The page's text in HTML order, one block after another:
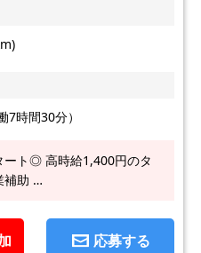
時間30分）
ート◎ 高時給1,400円のタ
補助 …
応募する